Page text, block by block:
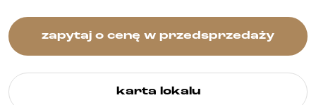
Kontakt
zapytaj o cenę w przedsprzedaży
karta lokalu